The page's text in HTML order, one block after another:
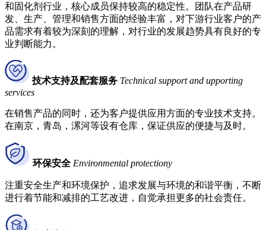
和固化剂行业，核心成员保持较高的稳定性。团队在产品研
发、生产、管理和销售方面的经验丰富，对下游行业客户的产
品需求有着较为深刻的理解，对行业的发展趋势具有良好的专
业判断能力。
技术支持及配套服务 Technical support and upporting
services
在销售产品的同时，还为客户提供应用方面的专业技术支持。
在南京，青岛，漯河等设有仓库，保证供应的便捷与及时。
环保安全 Environmental protectiony
注重安全生产和环境保护，追求发展与环境的和谐平衡，不断
进行着节能和减排的工艺改进，自觉承担更多的社会责任。